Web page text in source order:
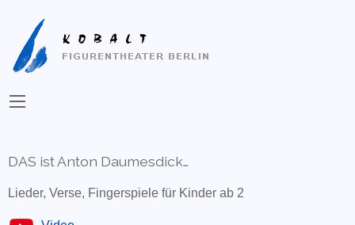
DAS ist Anton Daumesdick…
Lieder, Verse, Fingerspiele für Kinder ab 2